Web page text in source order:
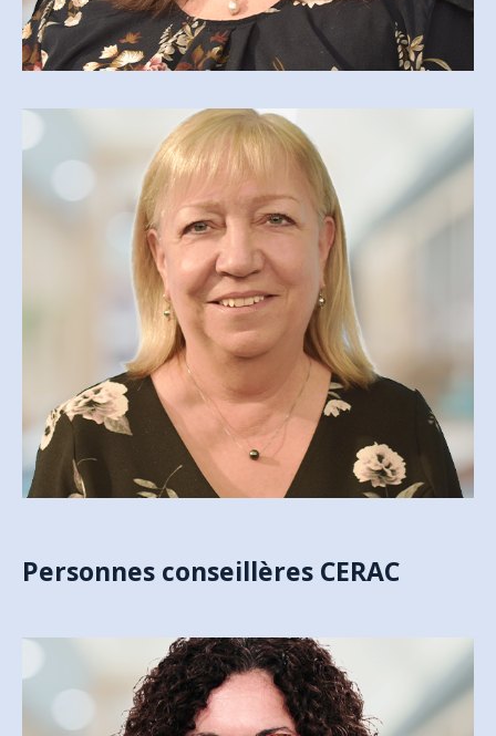
MARIE-JOSÉE MASSÉ
AGENTE DE SOUTIEN ADMINISTRATIF
marie-josee.masse@cegepmv.ca
SYLVIE RIVET
Personnes conseillères CERAC